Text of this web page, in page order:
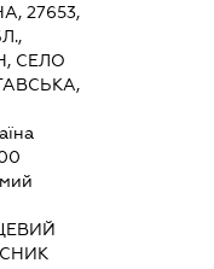
27653,
СЕЛО